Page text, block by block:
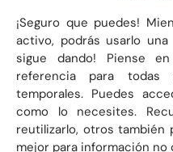
¡Seguro que puedes!
activo, podrás usarlo
sigue dando! Piense
referencia para todas
temporales. Puedes
como lo necesites.
reutilizarlo, otros también
mejor para información no